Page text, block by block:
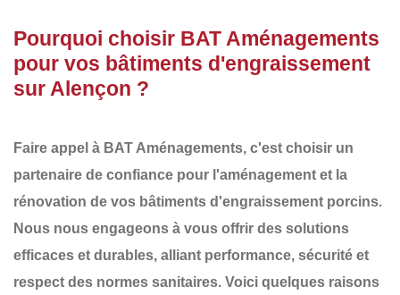
Pourquoi choisir BAT Aménagements
pour vos bâtiments d'engraissement
sur Alençon ?
Faire appel à BAT Aménagements, c'est choisir un
partenaire de confiance pour l'aménagement et la
rénovation de vos bâtiments d'engraissement porcins.
Nous nous engageons à vous offrir des solutions
efficaces et durables, alliant performance, sécurité et
respect des normes sanitaires. Voici quelques raisons